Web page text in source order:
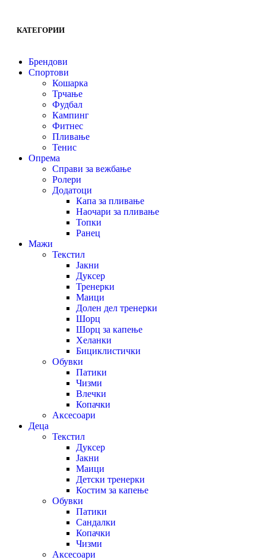
КАТЕГОРИИ
Брендови
Спортови
Кошарка
Трчање
Фудбал
Кампинг
Фитнес
Пливање
Тенис
Опрема
Справи за вежбање
Ролери
Додатоци
Капа за пливање
Наочари за пливање
Топки
Ранец
Мажи
Текстил
Јакни
Дуксер
Тренерки
Маици
Долен дел тренерки
Шорц
Шорц за капење
Хеланки
Бициклистички
Обувки
Патики
Чизми
Влечки
Копачки
Аксесоари
Деца
Текстил
Дуксер
Јакни
Маици
Детски тренерки
Костим за капење
Обувки
Патики
Сандалки
Копачки
Чизми
Аксесоари